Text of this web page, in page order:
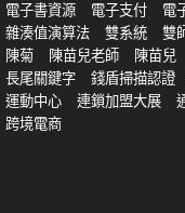
電子書資源
電子支付 電
雜湊值演算法
雙系統 雙
陳菊
陳苗兒老師 陳苗兒
長尾關鍵字
錢盾掃描認證
運動中心
連鎖加盟大展
跨境電商